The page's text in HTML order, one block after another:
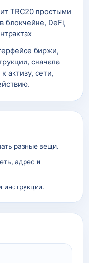
TRC20 простыми
блокчейне, DeFi,
биржи,
сначала
активу, сети,
разные вещи.
адрес и
инструкции.